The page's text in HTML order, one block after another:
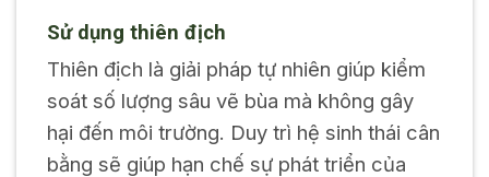
Sử dụng thiên địch
Thiên địch là giải pháp tự nhiên giúp kiểm
soát số lượng sâu vẽ bùa mà không gây
hại đến môi trường. Duy trì hệ sinh thái cân
bằng sẽ giúp hạn chế sự phát triển của